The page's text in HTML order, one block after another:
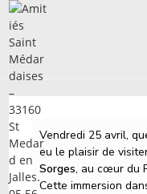
Skip
content
Vendredi 25 avril,
eu le plaisir de
Sorges, au cœur du
Cette immersion